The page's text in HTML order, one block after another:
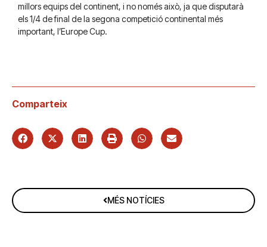
millors equips del continent, i no només això, ja que disputarà
els 1/4 de final de la segona competició continental més
important, l’Europe Cup.
Comparteix
MÉS NOTÍCIES